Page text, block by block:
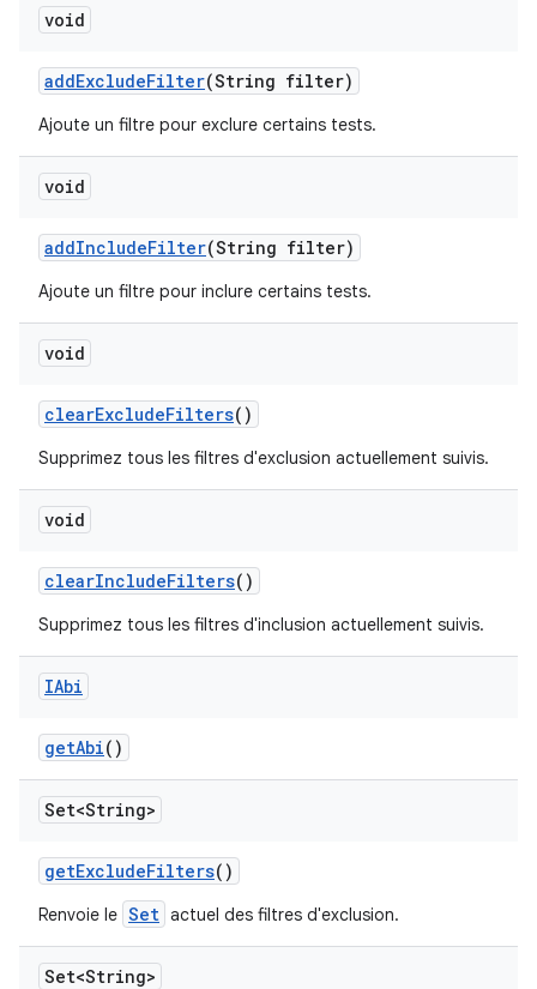
void
addExcludeFilter(String filter)
Ajoute un filtre pour exclure certains tests.
void
addIncludeFilter(String filter)
Ajoute un filtre pour inclure certains tests.
void
clearExcludeFilters()
Supprimez tous les filtres d'exclusion actuellement suivis.
void
clearIncludeFilters()
Supprimez tous les filtres d'inclusion actuellement suivis.
IAbi
getAbi()
Set<String>
getExcludeFilters()
Renvoie le Set actuel des filtres d'exclusion.
Set<String>